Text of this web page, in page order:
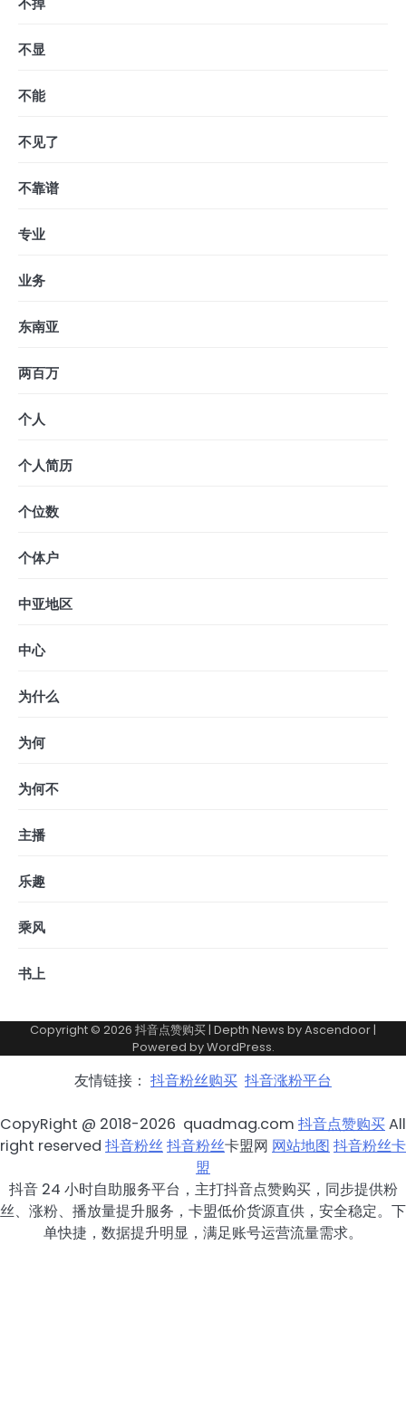
不显
不能
不见了
不靠谱
专业
业务
东南亚
两百万
个人
个人简历
个位数
个体户
中亚地区
中心
为什么
为何
为何不
主播
乐趣
乘风
书上
Copyright © 2026 抖音点赞购买| Depth News byAscendoor|
Powered byWordPress.
友情链接： 抖音粉丝购买 抖音涨粉平台
CopyRight @ 2018-2026 quadmag.com 抖音点赞购买All
right reserved 抖音粉丝抖音粉丝卡盟网 网站地图 抖音粉丝卡
盟
抖音 24 小时自助服务平台，主打抖音点赞购买，同步提供粉
丝、涨粉、播放量提升服务，卡盟低价货源直供，安全稳定。下
单快捷，数据提升明显，满足账号运营流量需求。